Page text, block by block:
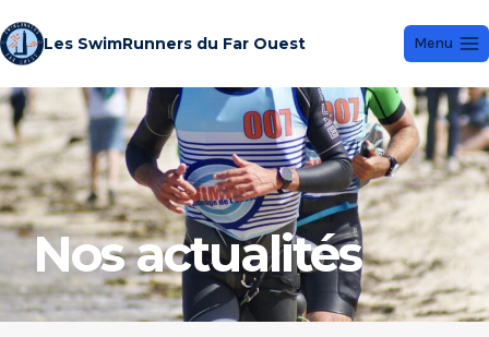
Les SwimRunners du Far Ouest Menu
Nos actualités